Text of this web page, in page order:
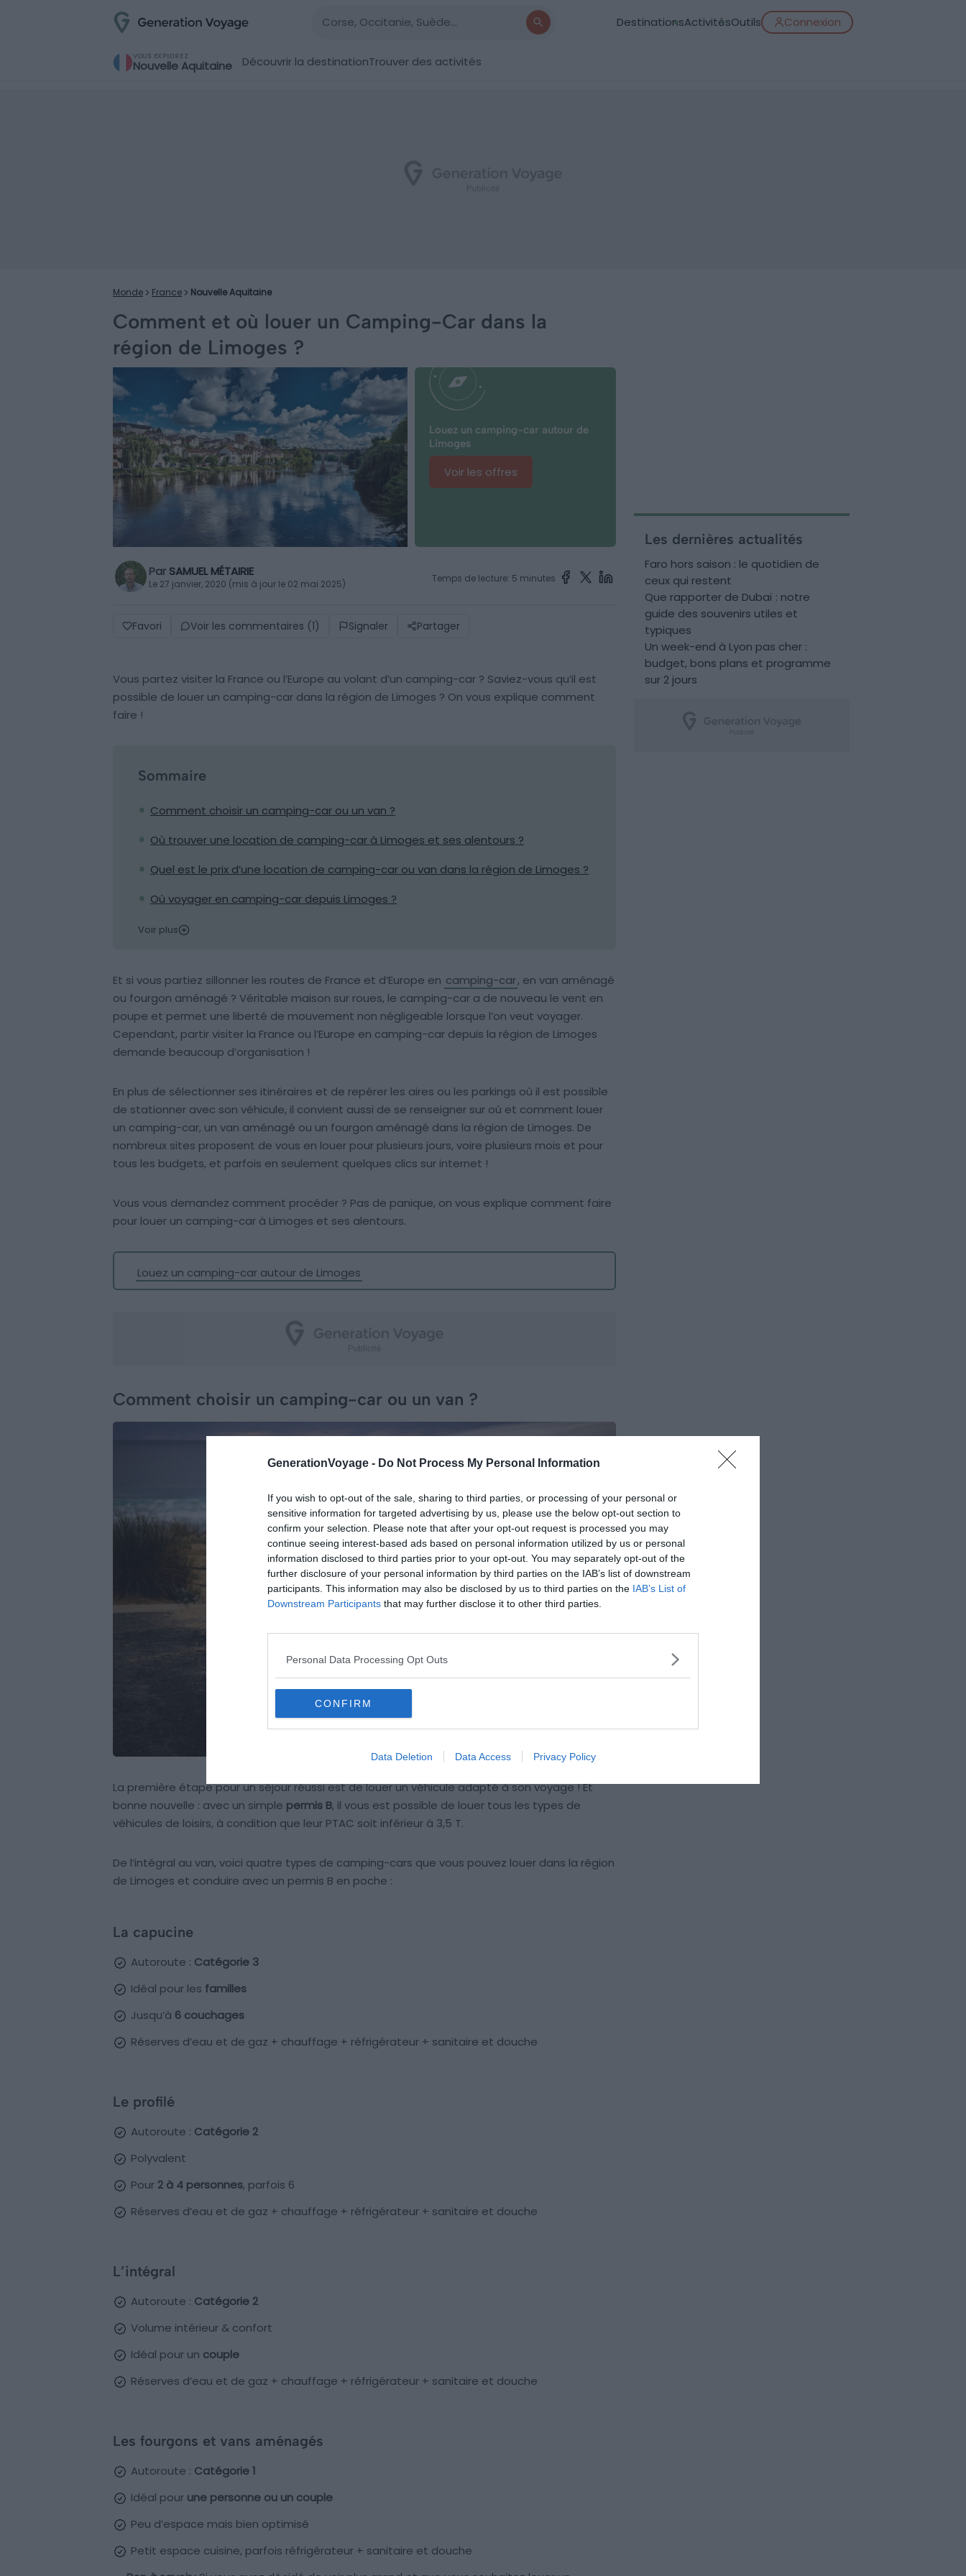
GenerationVoyage - Do Not Process My Personal Information
If you wish to opt-out of the sale, sharing to third parties, or processing of your personal or
sensitive information for targeted advertising by us, please use the below opt-out section to
confirm your selection. Please note that after your opt-out request is processed you may
continue seeing interest-based ads based on personal information utilized by us or personal
information disclosed to third parties prior to your opt-out. You may separately opt-out of the
further disclosure of your personal information by third parties on the IAB’s list of downstream
participants. This information may also be disclosed by us to third parties on the IAB’s List of
Downstream Participants that may further disclose it to other third parties.
Personal Data Processing Opt Outs
CONFIRM
Data Deletion Data Access Privacy Policy
DestinationsActivitésOutils Connexion
VOUS EXPLOREZ
Nouvelle Aquitaine Découvrir la destinationTrouver des activités
Monde France Nouvelle Aquitaine
Comment et où louer un Camping-Car dans la
région de Limoges ?
Louez un camping-car autour de
Limoges
Voir les offres
Par SAMUEL MÉTAIRIE
Le 27 janvier, 2020 (mis à jour le 02 mai 2025) Temps de lecture: 5 minutes
Favori Voir les commentaires (1) Signaler Partager
Vous partez visiter la France ou l’Europe au volant d’un camping-car ? Saviez-vous qu’il est
possible de louer un camping-car dans la région de Limoges ? On vous explique comment
faire !
Sommaire
Comment choisir un camping-car ou un van ?
Où trouver une location de camping-car à Limoges et ses alentours ?
Quel est le prix d’une location de camping-car ou van dans la région de Limoges ?
Où voyager en camping-car depuis Limoges ?
Voir plus
Et si vous partiez sillonner les routes de France et d’Europe en camping-car, en van aménagé
ou fourgon aménagé ? Véritable maison sur roues, le camping-car a de nouveau le vent en
poupe et permet une liberté de mouvement non négligeable lorsque l’on veut voyager.
Cependant, partir visiter la France ou l’Europe en camping-car depuis la région de Limoges
demande beaucoup d’organisation !
En plus de sélectionner ses itinéraires et de repérer les aires ou les parkings où il est possible
de stationner avec son véhicule, il convient aussi de se renseigner sur où et comment louer
un camping-car, un van aménagé ou un fourgon aménagé dans la région de Limoges. De
nombreux sites proposent de vous en louer pour plusieurs jours, voire plusieurs mois et pour
tous les budgets, et parfois en seulement quelques clics sur internet !
Vous vous demandez comment procéder ? Pas de panique, on vous explique comment faire
pour louer un camping-car à Limoges et ses alentours.
Louez un camping-car autour de Limoges
Comment choisir un camping-car ou un van ?
La première étape pour un séjour réussi est de louer un véhicule adapté à son voyage ! Et
bonne nouvelle : avec un simple permis B, il vous est possible de louer tous les types de
véhicules de loisirs, à condition que leur PTAC soit inférieur à 3,5 T.
De l’intégral au van, voici quatre types de camping-cars que vous pouvez louer dans la région
de Limoges et conduire avec un permis B en poche :
La capucine
Autoroute : Catégorie 3
Idéal pour les familles
Jusqu’à 6 couchages
Réserves d’eau et de gaz + chauffage + réfrigérateur + sanitaire et douche
Le profilé
Autoroute : Catégorie 2
Polyvalent
Pour 2 à 4 personnes, parfois 6
Réserves d’eau et de gaz + chauffage + réfrigérateur + sanitaire et douche
L’intégral
Autoroute : Catégorie 2
Volume intérieur & confort
Idéal pour un couple
Réserves d’eau et de gaz + chauffage + réfrigérateur + sanitaire et douche
Les fourgons et vans aménagés
Autoroute : Catégorie 1
Idéal pour une personne ou un couple
Peu d’espace mais bien optimisé
Petit espace cuisine, parfois réfrigérateur + sanitaire et douche
Les dernières actualités
Faro hors saison : le quotidien de
ceux qui restent
Que rapporter de Dubaï : notre
guide des souvenirs utiles et
typiques
Un week-end à Lyon pas cher :
budget, bons plans et programme
sur 2 jours